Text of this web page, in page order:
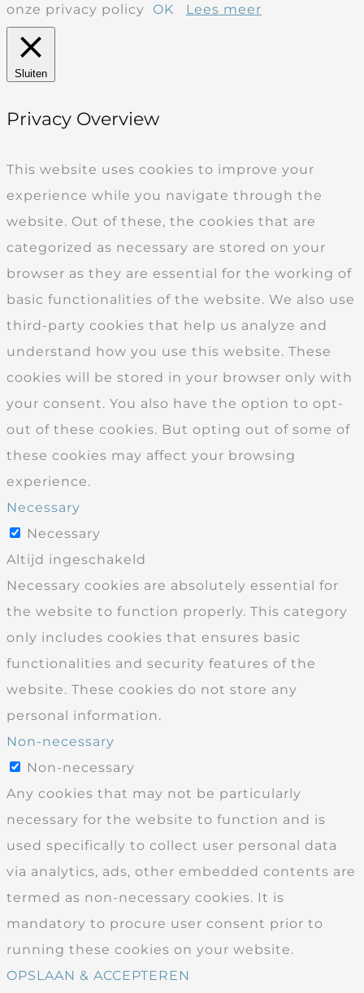
onze privacy policy
OK Lees meer
Sluiten
Privacy Overview
This website uses cookies to improve your
experience while you navigate through the
website. Out of these, the cookies that are
categorized as necessary are stored on your
browser as they are essential for the working of
basic functionalities of the website. We also use
third-party cookies that help us analyze and
understand how you use this website. These
cookies will be stored in your browser only with
your consent. You also have the option to opt-
out of these cookies. But opting out of some of
these cookies may affect your browsing
experience.
Necessary
Necessary
Altijd ingeschakeld
Necessary cookies are absolutely essential for
the website to function properly. This category
only includes cookies that ensures basic
functionalities and security features of the
website. These cookies do not store any
personal information.
Non-necessary
Non-necessary
Any cookies that may not be particularly
necessary for the website to function and is
used specifically to collect user personal data
via analytics, ads, other embedded contents are
termed as non-necessary cookies. It is
mandatory to procure user consent prior to
running these cookies on your website.
OPSLAAN & ACCEPTEREN